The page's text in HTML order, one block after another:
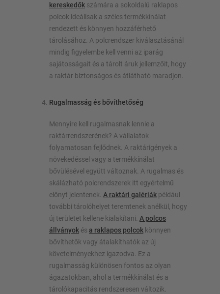
kereskedők számára a sokoldalú raklapos
polcok ideálisak a széles termékkínálat
rendezett és könnyen hozzáférhető
tárolásához. A polcrendszer kiválasztásánál
mindig figyelembe kell venni az iparág
sajátosságait és a tárolt áruk jellemzőit, hogy
a raktár biztonságos és átlátható maradjon.
Rugalmasság és bővíthetőség
Mennyire kell rugalmasnak lennie a
raktárrendszerének? A vállalatok
folyamatosan fejlődnek. A raktárigények a
növekedéssel vagy a termékkínálat
bővülésével együtt változnak. A rugalmas és
skálázható polcrendszerek itt egyértelmű
előnyt jelentenek. A raktári galériák például
további tárolóhelyet teremtenek anélkül, hogy
új területet kellene kialakítani. A polcos
állványok és a raklapos polcok könnyen
bővíthetők vagy átalakíthatók az új
követelményekhez igazodva. Ez a
rugalmasság különösen fontos az olyan
ágazatokban, ahol a termékkínálat és a
tárolókapacitás rendszeresen változik.